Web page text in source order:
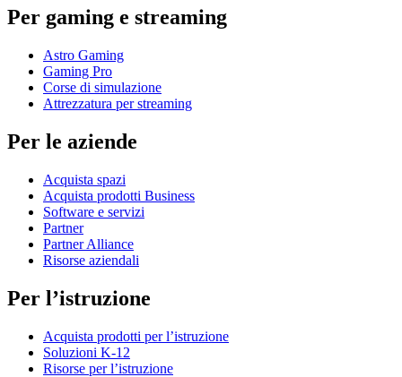
Per gaming e streaming
Astro Gaming
Gaming Pro
Corse di simulazione
Attrezzatura per streaming
Per le aziende
Acquista spazi
Acquista prodotti Business
Software e servizi
Partner
Partner Alliance
Risorse aziendali
Per l’istruzione
Acquista prodotti per l’istruzione
Soluzioni K-12
Risorse per l’istruzione